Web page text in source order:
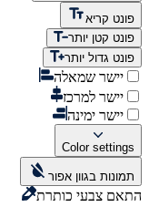
פונט קריא
פונט קטן יותר
פונט גדול יותר
יישר שמאלה
יישר למרכז
יישר ימינה
Color settings
תמונות בגוון אפור
התאם צבעי כותרת